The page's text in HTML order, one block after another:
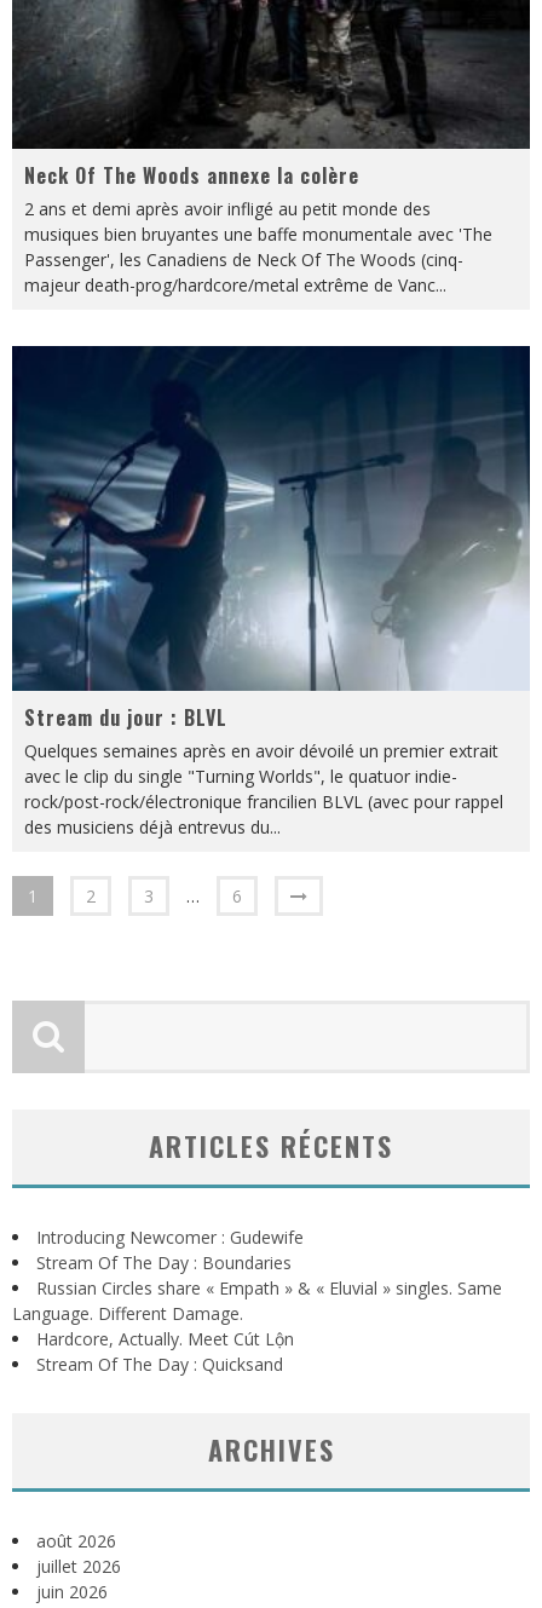
Neck Of The Woods annexe la colère
2 ans et demi après avoir infligé au petit monde des
musiques bien bruyantes une baffe monumentale avec 'The
Passenger', les Canadiens de Neck Of The Woods (cinq-
majeur death-prog/hardcore/metal extrême de Vanc...
Stream du jour : BLVL
Quelques semaines après en avoir dévoilé un premier extrait
avec le clip du single "Turning Worlds", le quatuor indie-
rock/post-rock/électronique francilien BLVL (avec pour rappel
des musiciens déjà entrevus du...
1 2 3 … 6
ARTICLES RÉCENTS
Introducing Newcomer : Gudewife
Stream Of The Day : Boundaries
Russian Circles share « Empath » & « Eluvial » singles. Same
Language. Different Damage.
Hardcore, Actually. Meet Cút Lộn
Stream Of The Day : Quicksand
ARCHIVES
août 2026
juillet 2026
juin 2026